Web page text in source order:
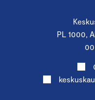
PL 1000,